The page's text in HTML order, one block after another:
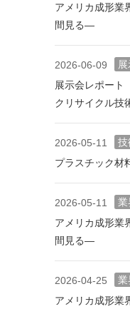
アメリカ成形業
間見る―
2026-06-09
展示会レポー
クリサイクル技
2026-05-11
技
プラスチック材
2026-05-11
業
アメリカ成形業
間見る―
2026-04-25
業
アメリカ成形業